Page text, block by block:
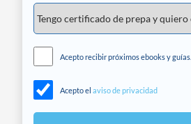
Acepto recibir próximos ebooks y guías.
Acepto elaviso de privacidad